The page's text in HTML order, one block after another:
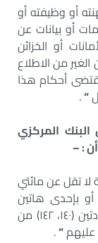
أو وظيفته أو
أو بيانات عن
أو الخزائن
من الاطلاع
أحكام هذا
“
.
231 من قانون البنك المركزي
تقل عن مائتي
بإحدى هاتين
العقوبتين ، كل من خالف أياً من أحكام المادتين (١٤٠، ١٤٢) من
عليهم“
.